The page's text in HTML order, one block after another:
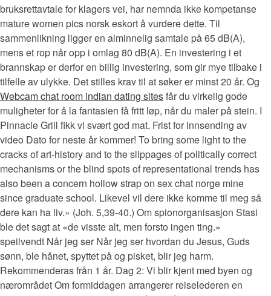
bruksrettavtale for klagers vei, har nemnda ikke kompetanse
mature women pics norsk eskort å vurdere dette. Til
sammenlikning ligger en alminnelig samtale på 65 dB(A),
mens et rop når opp i omlag 80 dB(A). En investering i et
brannskap er derfor en billig investering, som gir mye tilbake i
tilfelle av ulykke. Det stilles krav til at søker er minst 20 år. Og
Webcam chat room indian dating sitesfår du virkelig gode
muligheter for å la fantasien få fritt løp, når du maler på stein. I
Pinnacle Grill fikk vi svært god mat. Frist for innsending av
video Dato for neste år kommer! To bring some light to the
cracks of art-history and to the slippages of politically correct
mechanisms or the blind spots of representational trends has
also been a concern hollow strap on sex chat norge mine
since graduate school. Likevel vil dere ikke komme til meg så
dere kan ha liv.» (Joh. 5,39-40.) Om spionorganisasjon Stasi
ble det sagt at «de visste alt, men forsto ingen ting.»
speilvendt Når jeg ser Når jeg ser hvordan du Jesus, Guds
sønn, ble hånet, spyttet på og pisket, blir jeg harm.
Rekommenderas från 1 år. Dag 2: Vi blir kjent med byen og
nærområdet Om formiddagen arrangerer reiselederen en